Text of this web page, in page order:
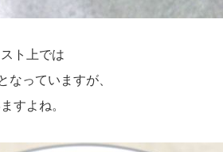
ト上では
なっていますが、
すよね。